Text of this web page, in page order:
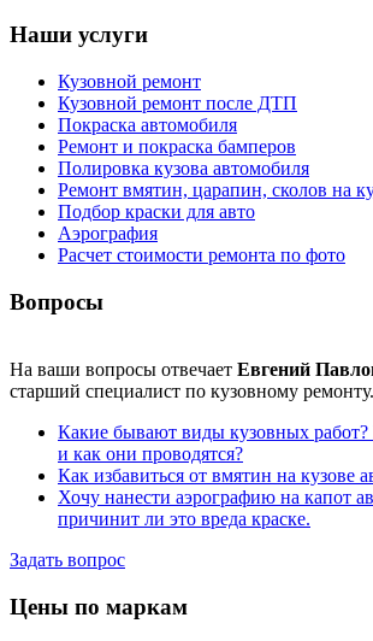
Наши услуги
Кузовной ремонт
Кузовной ремонт после ДТП
Покраска автомобиля
Ремонт и покраска бамперов
Полировка кузова автомобиля
Ремонт вмятин, царапин, сколов на
Подбор краски для авто
Аэрография
Расчет стоимости ремонта по фото
Вопросы
На ваши вопросы отвечает Евгений
старший специалист по кузовному ремонту.
Какие бывают виды кузовных
и как они проводятся?
Как избавиться от вмятин на кузове
Хочу нанести аэрографию на капот
причинит ли это вреда краске.
Задать вопрос
Цены по маркам